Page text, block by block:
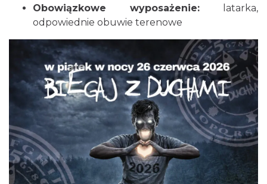
Juromania w Złotym Potoku: 20.09.2026
(niedziela)
Złoty Potok
2026-09-20
9.10 km
Obowiązkowe wyposażenie: latarka,
odpowiednie obuwie terenowe